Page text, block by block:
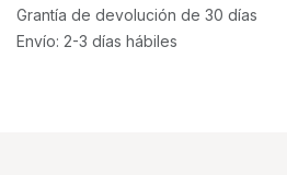
Grantía de devolución de 30 días
Envío: 2-3 días hábiles